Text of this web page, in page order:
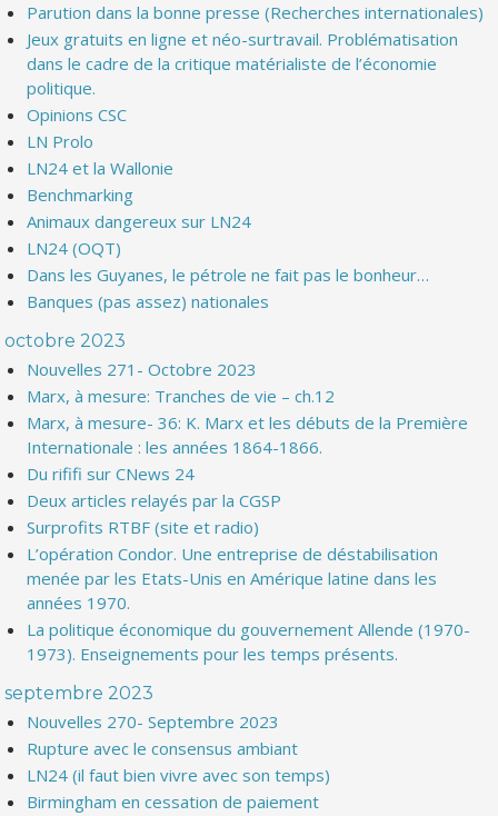
Parution dans la bonne presse (Recherches internationales)
Jeux gratuits en ligne et néo-surtravail. Problématisation
dans le cadre de la critique matérialiste de l’économie
politique.
Opinions CSC
LN Prolo
LN24 et la Wallonie
Benchmarking
Animaux dangereux sur LN24
LN24 (OQT)
Dans les Guyanes, le pétrole ne fait pas le bonheur…
Banques (pas assez) nationales
octobre 2023
Nouvelles 271- Octobre 2023
Marx, à mesure: Tranches de vie – ch.12
Marx, à mesure- 36: K. Marx et les débuts de la Première
Internationale : les années 1864-1866.
Du rififi sur CNews 24
Deux articles relayés par la CGSP
Surprofits RTBF (site et radio)
L’opération Condor. Une entreprise de déstabilisation
menée par les Etats-Unis en Amérique latine dans les
années 1970.
La politique économique du gouvernement Allende (1970-
1973). Enseignements pour les temps présents.
septembre 2023
Nouvelles 270- Septembre 2023
Rupture avec le consensus ambiant
LN24 (il faut bien vivre avec son temps)
Birmingham en cessation de paiement